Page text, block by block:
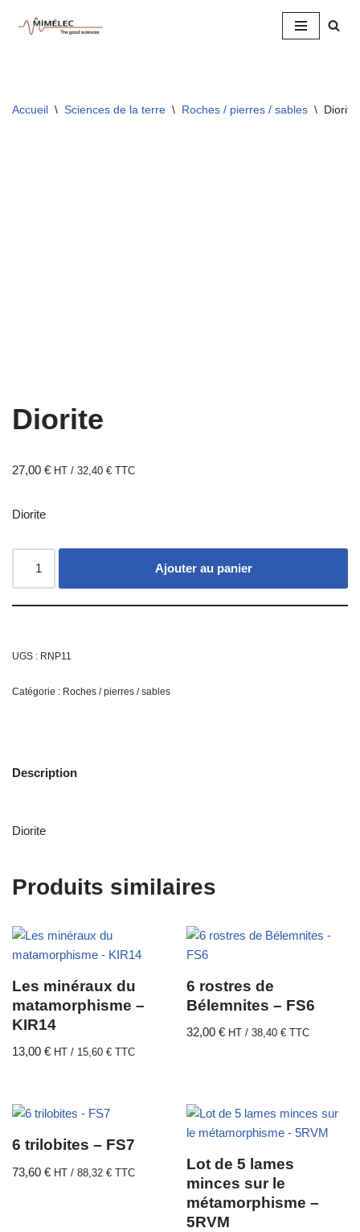
Accueil \ Sciences de la terre \ Roches / pierres / sables \ Diorite
Diorite
27,00 € HT / 32,40 € TTC
Diorite
Ajouter au panier
UGS : RNP11
Catégorie : Roches / pierres / sables
Description
Diorite
Produits similaires
Les minéraux du
matamorphisme –
KIR14
13,00 € HT / 15,60 € TTC
6 rostres de
Bélemnites – FS6
32,00€ HT /38,40€ TTC
6 trilobites – FS7
73,60 € HT / 88,32 € TTC
Lot de 5 lames
minces sur le
métamorphisme –
5RVM